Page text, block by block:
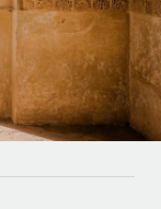
je team